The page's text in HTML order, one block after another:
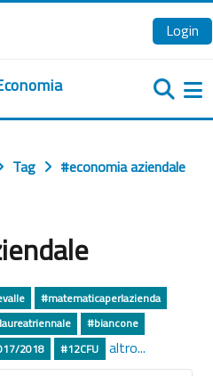
Login
Tag #economia aziendale
#matematicaperlazienda
#biancone
2018 #12CFU altro...